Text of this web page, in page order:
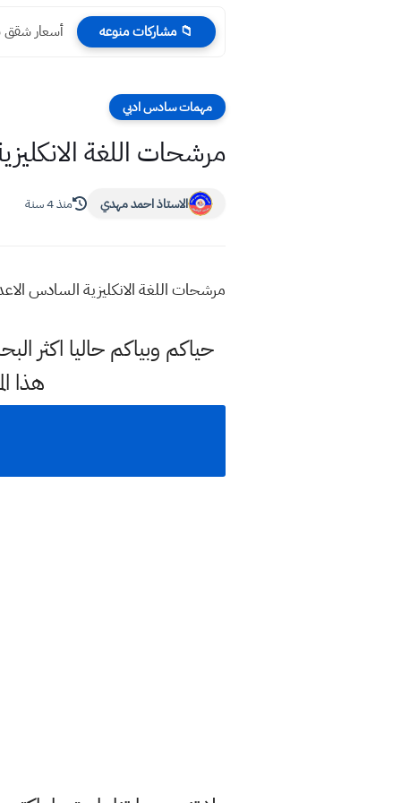
📁 مشاركات منوعه أسعار شقق
مهمات سادس ادبي
مرشحات اللغة
الاستاذ احمد مهدي منذ 4 سنة
مرشحات اللغة الانكليزية السادس
حياكم وبياكم حاليا اكثر
هذا